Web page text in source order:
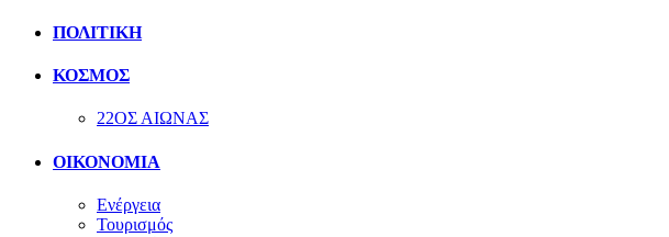
ΠΟΛΙΤΙΚΗ
ΚΟΣΜΟΣ
22ΟΣ ΑΙΩΝΑΣ
ΟΙΚΟΝΟΜΙΑ
Ενέργεια
Τουρισμός